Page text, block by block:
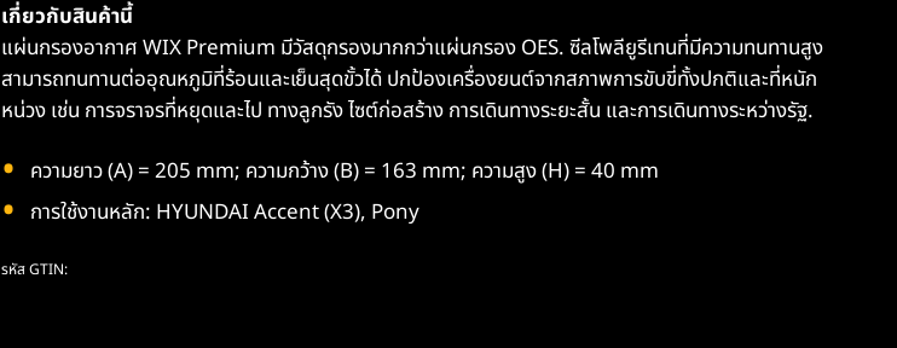
เกี่ยวกับสินค้านี้
แผ่นกรองอากาศ WIX Premium มีวัสดุกรองมากกว่าแผ่นกรอง OES. ซีลโพลียูรีเทนที่มีความทนทานสูง
สามารถทนทานต่ออุณหภูมิที่ร้อนและเย็นสุดขั้วได้ ปกป้องเครื่องยนต์จากสภาพการขับขี่ทั้งปกติและที่หนัก
หน่วง เช่น การจราจรที่หยุดและไป ทางลูกรัง ไซต์ก่อสร้าง การเดินทางระยะสั้น และการเดินทางระหว่างรัฐ.
ความยาว (A) = 205 mm; ความกว้าง (B) = 163 mm; ความสูง (H) = 40 mm
การใช้งานหลัก: HYUNDAI Accent (X3), Pony
รหัส GTIN: